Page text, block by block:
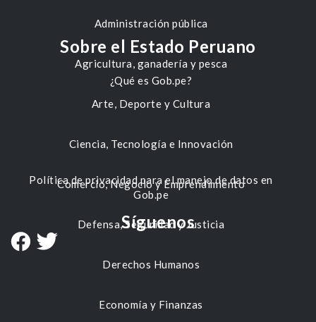
Administración pública
Agricultura, ganadería y pesca
Arte, Deporte y Cultura
Ciencia, Tecnología e Innovación
Comercio, Negocio y Emprendimiento
Defensa, Seguridad y Justicia
Derechos Humanos
Economía y Finanzas
Sobre el Estado Peruano
¿Qué es Gob.pe?
Política de privacidad para el manejo de datos en
Gob.pe
Síguenos